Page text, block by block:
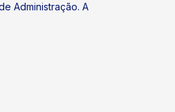
Administração. A